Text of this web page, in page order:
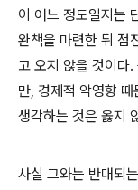
이 어느 정도일지는
완책을 마련한 뒤 점
고 오지 않을 것이다
만, 경제적 악영향
생각하는 것은 옳지
사실 그와는 반대되